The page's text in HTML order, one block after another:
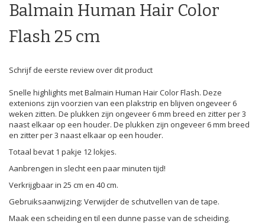
het
begin
van
de
Balmain Human Hair Color
Flash 25 cm
Schrijf de eerste review over dit product
Snelle highlights met Balmain Human Hair Color Flash. Deze
extenions zijn voorzien van een plakstrip en blijven ongeveer 6
weken zitten. De plukken zijn ongeveer 6 mm breed en zitter per 3
naast elkaar op een houder. De plukken zijn ongeveer 6 mm breed
en zitter per 3 naast elkaar op een houder.
Totaal bevat 1 pakje 12 lokjes.
Aanbrengen in slecht een paar minuten tijd!
Verkrijgbaar in 25 cm en 40 cm.
Gebruiksaanwijzing: Verwijder de schutvellen van de tape.
Maak een scheiding en til een dunne passe van de scheiding.